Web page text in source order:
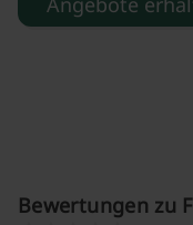
Bewertungen zu